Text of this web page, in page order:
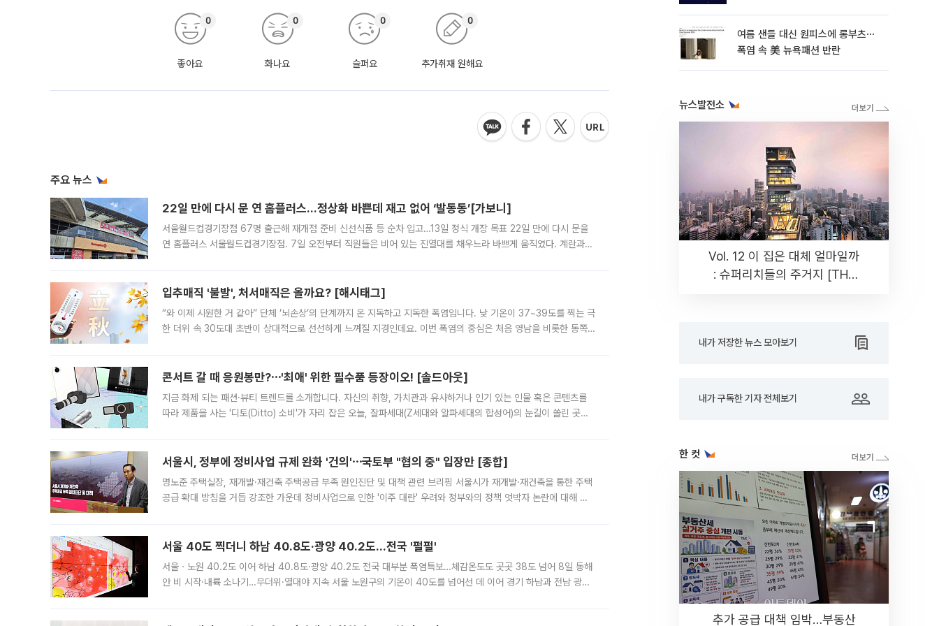
좋아요
0
화나요
0
슬퍼요
0
추가취재 원해요
0
주요 뉴스
22일 만에 다시 문 연 홈플러스…정상화 바쁜데 재고 없어 ‘발동동’[가보니]
서울월드컵경기장점 67명 출근해 재개점 준비 신선식품 등 순차 입고…13일 정식 개장 목표 22일 만에 다시 문을
연 홈플러스 서울월드컵경기장점. 7일 오전부터 직원들은 비어 있는 진열대를 채우느라 바쁘게 움직였다. 계란과
입추매직 '불발', 처서매직은 올까요? [해시태그]
“와 이제 시원한 거 같아” 단체 ‘뇌손상’의 단계까지 온 지독하고 지독한 폭염입니다. 낮 기온이 37~39도를 찍는 극
한 더위 속 30도대 초반이 상대적으로 선선하게 느껴질 지경인데요. 이번 폭염의 중심은 처음 영남을 비롯한 동쪽
콘서트 갈 때 응원봉만?⋯'최애' 위한 필수품 등장이오! [솔드아웃]
지금 화제 되는 패션·뷰티 트렌드를 소개합니다. 자신의 취향, 가치관과 유사하거나 인기 있는 인물 혹은 콘텐츠를
따라 제품을 사는 '디토(Ditto) 소비'가 자리 잡은 오늘, 잘파세대(Z세대와 알파세대의 합성어)의 눈길이 쏠린 곳은
서울시, 정부에 정비사업 규제 완화 '건의'⋯국토부 "협의 중" 입장만 [종합]
명노준 주택실장, 재개발·재건축 주택공급 부족 원인진단 및 대책 관련 브리핑 서울시가 재개발·재건축을 통한 주택
공급 확대 방침을 거듭 강조한 가운데 정비사업으로 인한 '이주 대란' 우려와 정부와의 정책 엇박자 논란에 대해 정
서울 40도 찍더니 하남 40.8도·광양 40.2도…전국 '펄펄'
서울ㆍ노원 40.2도 이어 하남 40.8도·광양 40.2도 전국 대부분 폭염특보…체감온도도 곳곳 38도 넘어 8일 동해
안 비 시작·내륙 소나기…무더위·열대야 지속 서울 노원구의 기온이 40도를 넘어선 데 이어 경기 하남과 전남 광양
여름 샌들 대신 원피스에 롱부츠⋯
폭염 속 美 뉴욕패션 반란
뉴스발전소
Vol. 12 이 집은 대체 얼마일까
: 슈퍼리치들의 주거지 [THE
내가 저장한 뉴스 모아보기
내가 구독한 기자 전체보기
한 컷
추가 공급 대책 임박…부동산